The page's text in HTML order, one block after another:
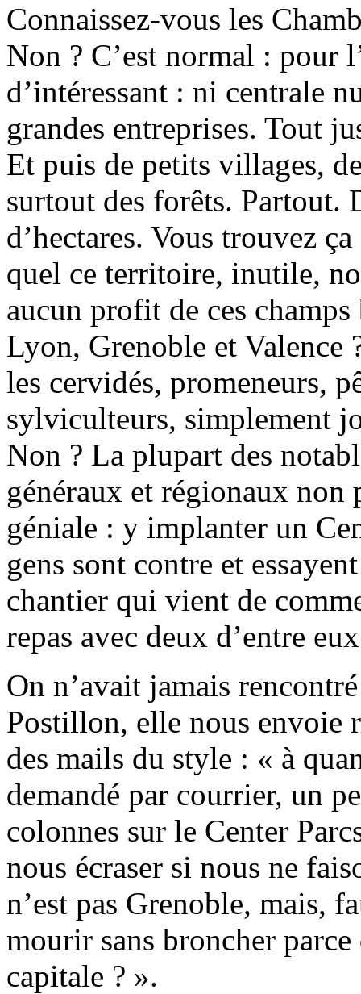
Connaissez-vous les
Non ? C’est normal : pour
d’intéressant : ni centrale
grandes entreprises. Tout
Et puis de petits villages,
surtout des forêts. Partout.
d’hectares. Vous trouvez
quel ce territoire, inutile,
aucun profit de ces
Lyon, Grenoble et Valence
les cervidés, promeneurs,
sylviculteurs, simplement
Non ? La plupart des
généraux et régionaux
géniale : y implanter un
gens sont contre et
chantier qui vient de
repas avec deux d’entre
On n’avait jamais
Postillon, elle nous envoie
des mails du style : « à
demandé par courrier, un
colonnes sur le Center
nous écraser si nous ne
n’est pas Grenoble, mais,
mourir sans broncher parce
capitale ? ».